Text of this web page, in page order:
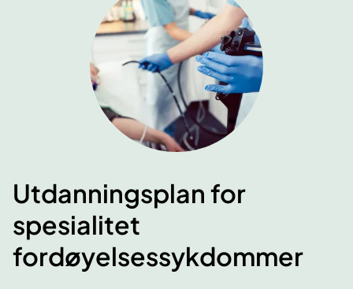
Utdanningsplan for
spesialitet
fordøyelsessykdommer